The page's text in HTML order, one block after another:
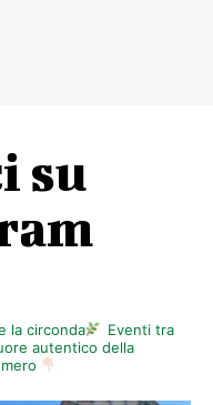
su
la circonda
Eventi tra
autentico della